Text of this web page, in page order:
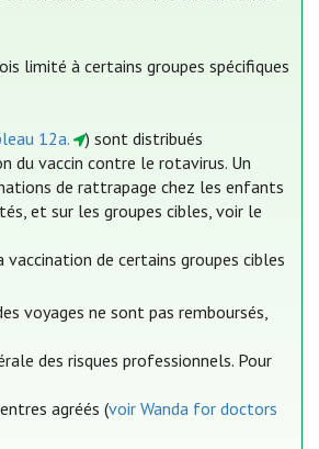
limité à certains groupes spécifiques
12a.
) sont distribués
du vaccin contre le rotavirus. Un
de rattrapage chez les enfants
et sur les groupes cibles, voir le
de certains groupes cibles
voyages ne sont pas remboursés,
des risques professionnels. Pour
agréés (voir Wanda for doctors